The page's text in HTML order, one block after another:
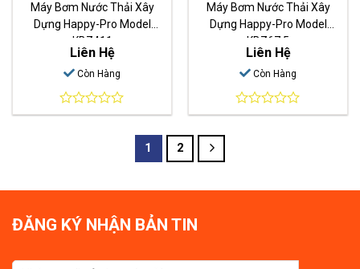
Máy Bơm Nước Thải Xây
Dựng Happy-Pro Model
KBZ411
Liên Hệ
Còn Hàng
0
Máy Bơm Nước Thải Xây
Dựng Happy-Pro Model
KBZ67.5
Liên Hệ
Còn Hàng
0
1 2
ĐĂNG KÝ NHẬN BẢN TIN